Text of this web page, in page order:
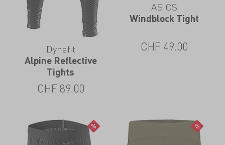
Dynafit
Alpine Reflective
Tights
CHF 89.00
ASICS
Windblock Tight
CHF 49.00